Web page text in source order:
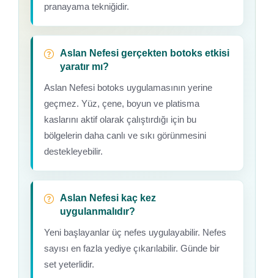
pranayama tekniğidir.
Aslan Nefesi gerçekten botoks etkisi
yaratır mı?
Aslan Nefesi botoks uygulamasının yerine
geçmez. Yüz, çene, boyun ve platisma
kaslarını aktif olarak çalıştırdığı için bu
bölgelerin daha canlı ve sıkı görünmesini
destekleyebilir.
Aslan Nefesi kaç kez
uygulanmalıdır?
Yeni başlayanlar üç nefes uygulayabilir. Nefes
sayısı en fazla yediye çıkarılabilir. Günde bir
set yeterlidir.